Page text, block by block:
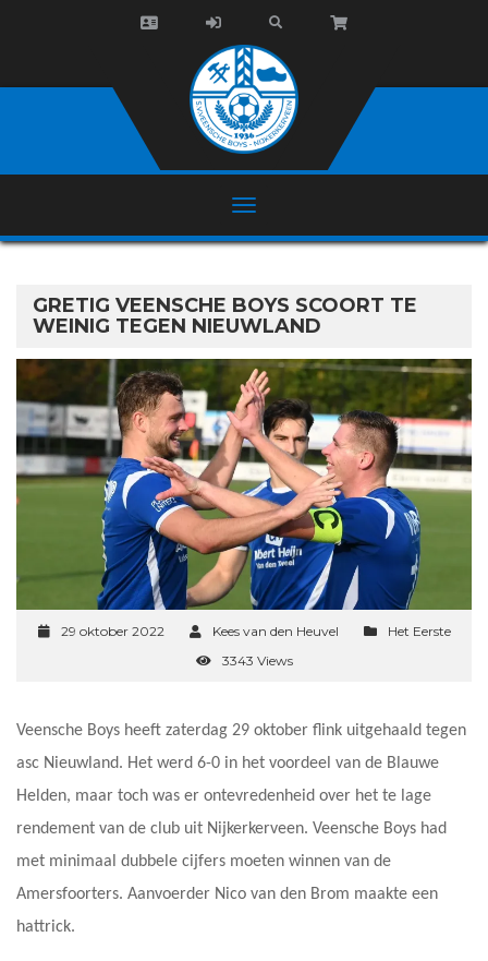
GRETIG VEENSCHE BOYS SCOORT TE
WEINIG TEGEN NIEUWLAND
29 oktober 2022 Kees van den Heuvel
Het Eerste
3343 Views
Veensche Boys heeft zaterdag 29 oktober flink uitgehaald tegen
asc Nieuwland. Het werd 6-0 in het voordeel van de Blauwe
Helden, maar toch was er ontevredenheid over het te lage
rendement van de club uit Nijkerkerveen. Veensche Boys had
met minimaal dubbele cijfers moeten winnen van de
Amersfoorters. Aanvoerder Nico van den Brom maakte een
hattrick.